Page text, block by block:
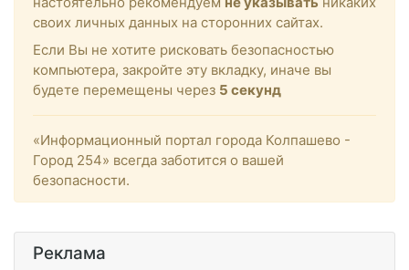
своих личных данных на сторонних сайтах.
Если Вы не хотите рисковать безопасностью
компьютера, закройте эту вкладку, иначе вы
будете перемещены через 5 секунд
«Информационный портал города Колпашево -
Город 254» всегда заботится о вашей
безопасности.
Реклама